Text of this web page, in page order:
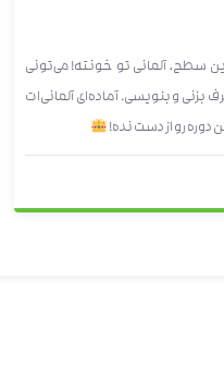
سطح، آلمانی تو خونته! می‌تونی
بزنی و بنویسی. آماده‌ای آلمانی‌ات
رو از دست نده!